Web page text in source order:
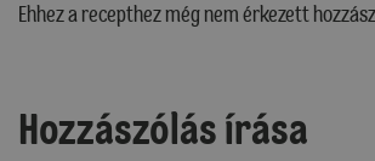
Ehhez a recepthez még nem érkezett
Hozzászólás írása